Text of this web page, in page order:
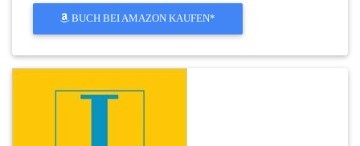
BUCH BEI AMAZON KAUFEN*